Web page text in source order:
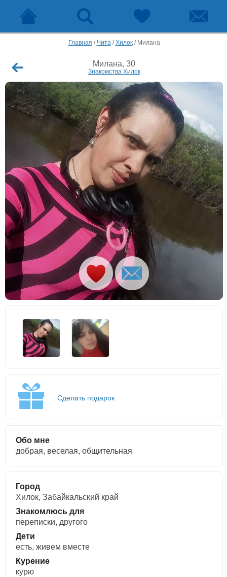
Главная / Чита/Хилок/ Милана
Милана, 30
Знакомства Хилок
Сделать подарок
Обо мне
добрая, веселая, общительная
Город
Хилок, Забайкальский край
Знакомлюсь для
переписки, другого
Дети
есть, живем вместе
Курение
курю